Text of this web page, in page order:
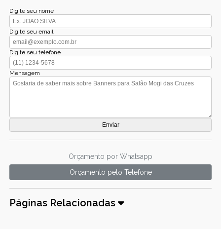
Digite seu nome
Digite seu email
Digite seu telefone
Mensagem
Orçamento por Whatsapp
Orçamento pelo Telefone
Páginas Relacionadas